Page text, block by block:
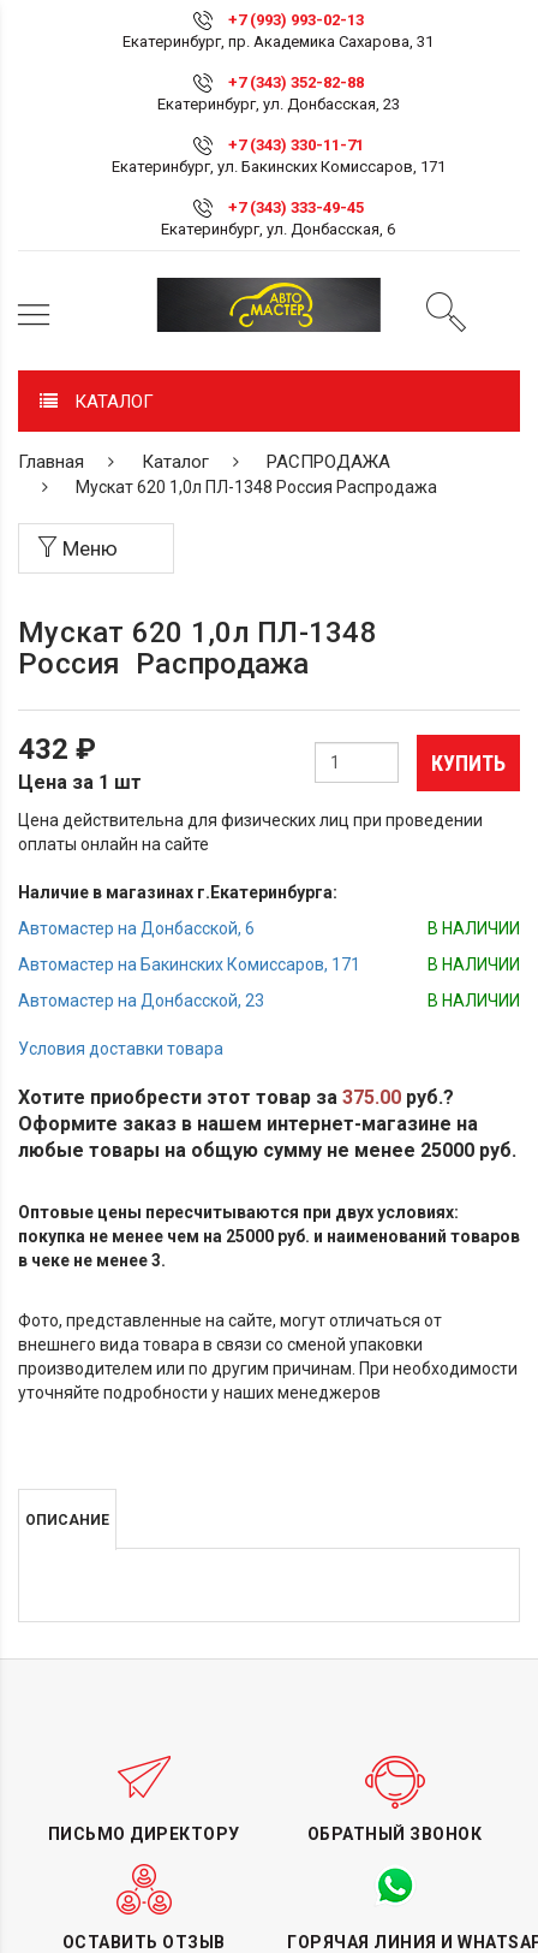
+7 (993) 993-02-13
Екатеринбург, пр. Академика Сахарова, 31
+7 (343) 352-82-88
Екатеринбург, ул. Донбасская, 23
+7 (343) 330-11-71
Екатеринбург, ул. Бакинских Комиссаров, 171
+7 (343) 333-49-45
Екатеринбург, ул. Донбасская, 6
КАТАЛОГ
Главная Каталог РАСПРОДАЖА
Мускат 620 1,0л ПЛ-1348 Россия Распродажа
Меню
Мускат 620 1,0л ПЛ-1348
Россия Распродажа
432 ₽
Цена за 1 шт
КУПИТЬ
Цена действительна для физических лиц при проведении
оплаты онлайн на сайте
Наличие в магазинах г.Екатеринбурга:
Автомастер на Донбасской, 6
В НАЛИЧИИ
Автомастер на Бакинских Комиссаров, 171
В НАЛИЧИИ
Автомастер на Донбасской, 23
В НАЛИЧИИ
Условия доставки товара
Хотите приобрести этот товар за 375.00 руб.?
Оформите заказ в нашем интернет-магазине на
любые товары на общую сумму не менее 25000 руб.
Оптовые цены пересчитываются при двух условиях:
покупка не менее чем на 25000 руб. и наименований товаров
в чеке не менее 3.
Фото, представленные на сайте, могут отличаться от
внешнего вида товара в связи со сменой упаковки
производителем или по другим причинам. При необходимости
уточняйте подробности у наших менеджеров
ОПИСАНИЕ
ПИСЬМО ДИРЕКТОРУ ОБРАТНЫЙ ЗВОНОК
ОСТАВИТЬ ОТЗЫВ ГОРЯЧАЯ ЛИНИЯ И